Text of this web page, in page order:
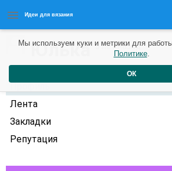
Идеи для вязания
Юлька 5 лет назад
Профиль
Лента
Закладки
Репутация
Мы используем куки и метрики для
Политике.
ОК